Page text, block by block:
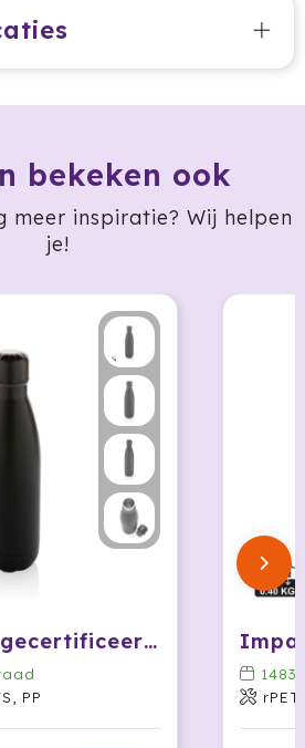
bekeken ook
meer inspiratie? Wij helpen
je!
Eureka RCS-gecertificeerde gerecycled rvs enkelwandige fles
PP